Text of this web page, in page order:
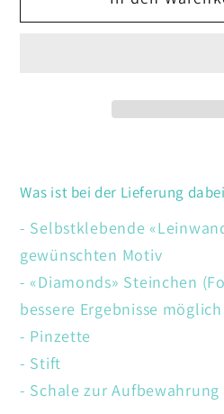
Blumenstrauss
Was ist bei der Lieferung
- Selbstklebende
gewünschten Motiv
- «Diamonds» Steinchen
bessere Ergebnisse
- Pinzette
- Stift
- Schale zur